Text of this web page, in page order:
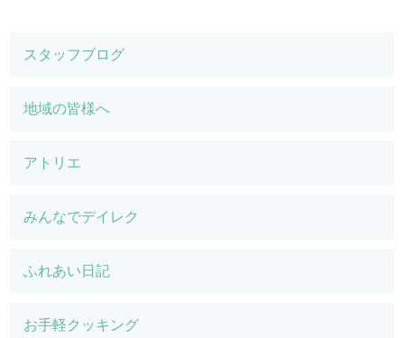
スタッフブログ
地域の皆様へ
アトリエ
みんなでデイレク
ふれあい日記
お手軽クッキング